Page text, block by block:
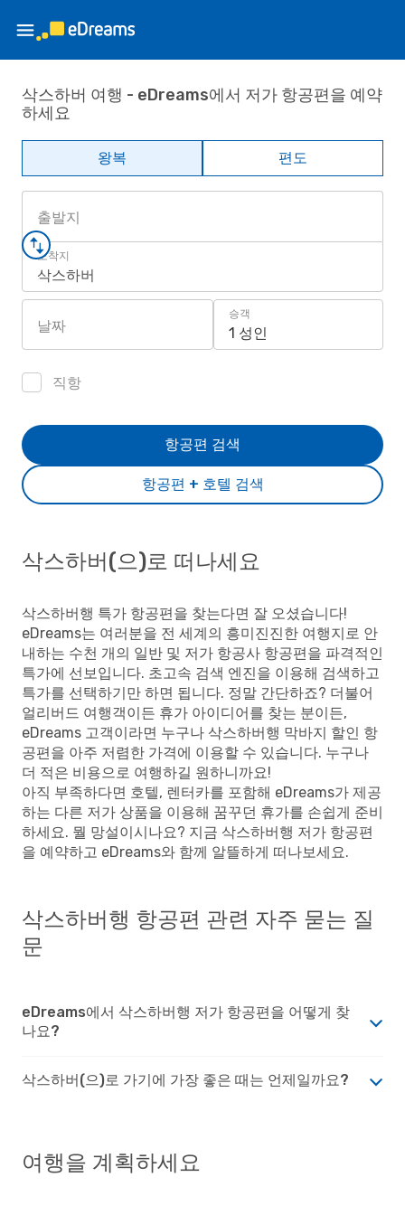
삭스하버 여행 - eDreams에서 저가 항공편을 예약
하세요
왕복 편도
출발지
도착지
삭스하버
날짜
승객
1 성인
직항
항공편 + 호텔 검색
항공편 검색
삭스하버(으)로 떠나세요
삭스하버행 특가 항공편을 찾는다면 잘 오셨습니다!
eDreams는 여러분을 전 세계의 흥미진진한 여행지로 안
내하는 수천 개의 일반 및 저가 항공사 항공편을 파격적인
특가에 선보입니다. 초고속 검색 엔진을 이용해 검색하고
특가를 선택하기만 하면 됩니다. 정말 간단하죠? 더불어
얼리버드 여행객이든 휴가 아이디어를 찾는 분이든,
eDreams 고객이라면 누구나 삭스하버행 막바지 할인 항
공편을 아주 저렴한 가격에 이용할 수 있습니다. 누구나
더 적은 비용으로 여행하길 원하니까요!
아직 부족하다면 호텔, 렌터카를 포함해 eDreams가 제공
하는 다른 저가 상품을 이용해 꿈꾸던 휴가를 손쉽게 준비
하세요. 뭘 망설이시나요? 지금 삭스하버행 저가 항공편
을 예약하고 eDreams와 함께 알뜰하게 떠나보세요.
삭스하버행 항공편 관련 자주 묻는 질
문
eDreams에서 삭스하버행 저가 항공편을 어떻게 찾
나요?
삭스하버(으)로 가기에 가장 좋은 때는 언제일까요?
여행을 계획하세요